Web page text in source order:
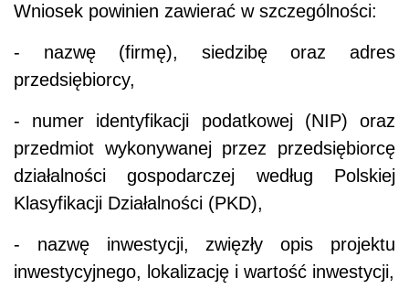
Wniosek powinien zawierać w szczególności:
- nazwę (firmę), siedzibę oraz adres
przedsiębiorcy,
- numer identyfikacji podatkowej (NIP) oraz
przedmiot wykonywanej przez przedsiębiorcę
działalności gospodarczej według Polskiej
Klasyfikacji Działalności (PKD),
- nazwę inwestycji, zwięzły opis projektu
inwestycyjnego, lokalizację i wartość inwestycji,